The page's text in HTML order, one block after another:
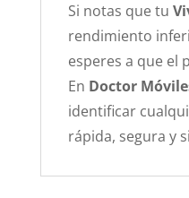
Si notas que tu
rendimiento
esperes a que el
En Doctor
identificar
rápida, segura y